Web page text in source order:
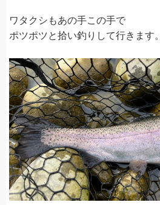
ワタクシもあの手この手で
ポツポツと拾い釣りして行きます。